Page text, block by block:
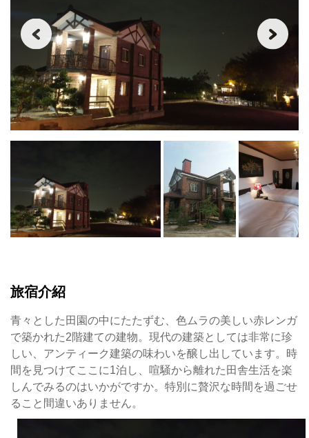
旅宿介紹
青々とした田園の中にたたずむ、色ムラの美しい赤レンガ
で築かれた2階建ての建物。現代の建築としては非常に珍
しい、アンティーク建築の味わいを醸し出しています。時
間を見つけてここに1泊し、喧騒から離れた田舎生活を楽
しんでみるのはいかがですか。特別に贅沢な時間を過ごせ
ること間違いありません。